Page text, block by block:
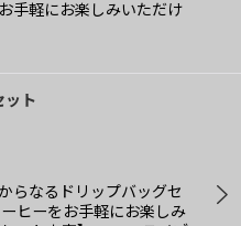
手軽にお楽しみいただけ
ット
らなるドリップバッグセ
ヒーをお手軽にお楽しみ